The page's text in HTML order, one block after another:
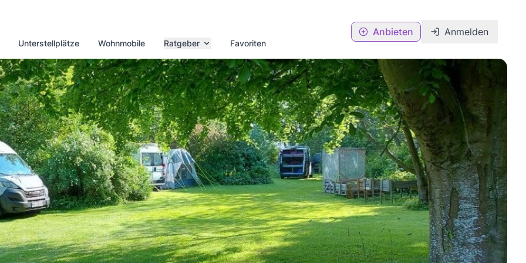
Unterstellplätze Wohnmobile Ratgeber Favoriten
Anbieten Anmelden